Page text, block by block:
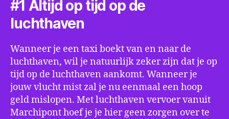
#1 Altijd op tijd op de
luchthaven
Wanneer je een taxi boekt van en naar de
luchthaven, wil je natuurlijk zeker zijn dat je op
tijd op de luchthaven aankomt. Wanneer je
jouw vlucht mist zal je nu eenmaal een hoop
geld mislopen. Met luchthaven vervoer vanuit
Marchipont hoef je je hier geen zorgen over te